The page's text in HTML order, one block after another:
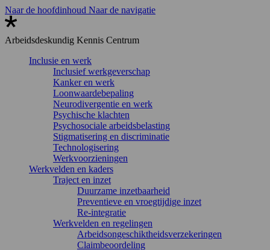
Naar de hoofdinhoud Naar de navigatie
Arbeidsdeskundig Kennis Centrum
Inclusie en werk
Inclusief werkgeverschap
Kanker en werk
Loonwaardebepaling
Neurodivergentie en werk
Psychische klachten
Psychosociale arbeidsbelasting
Stigmatisering en discriminatie
Technologisering
Werkvoorzieningen
Werkvelden en kaders
Traject en inzet
Duurzame inzetbaarheid
Preventieve en vroegtijdige inzet
Re-integratie
Werkvelden en regelingen
Arbeidsongeschiktheidsverzekeringen
Claimbeoordeling